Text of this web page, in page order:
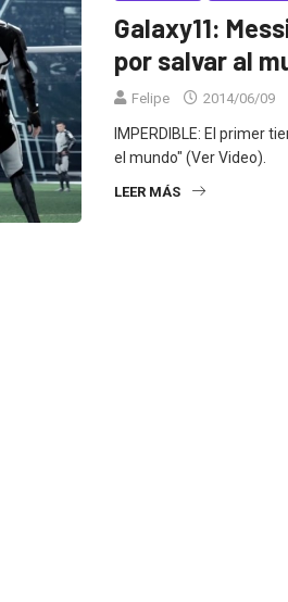
Galaxy11:
por salvar al
Felipe 2014/06/09
IMPERDIBLE: El primer
el mundo" (Ver Video).
LEER MÁS